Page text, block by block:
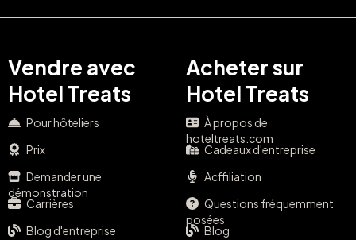
Vendre avec
Hotel Treats
Pour hôteliers
Prix
Demander une
démonstration
Carrières
Blog d'entreprise
Acheter sur
Hotel Treats
À propos de
hoteltreats.com
Cadeaux d'entreprise
Acffiliation
Questions fréquemment
posées
Blog